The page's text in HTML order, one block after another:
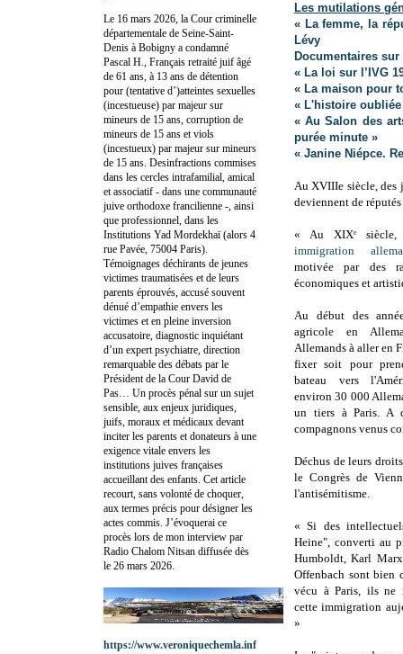
Les mutilations
« La femme, la
Lévy
Documentaires
« La loi sur l’IVG
« La maison pour
« L'histoire
« Au Salon des
purée minute »
« Janine Niépce.
Au XVIIIe siècle, des
deviennent de
« Au XIXᵉ siècle,
immigration
motivée par des
économiques et
Au début des
agricole en
Allemands à aller en
fixer soit pour
bateau vers
environ 30 000
un tiers à Paris. A
compagnons venus
Déchus de leurs
le Congrès de
l'antisémitisme.
« Si des
Heine", converti au
Humboldt, Karl
Offenbach sont bien
vécu à Paris, ils ne
cette immigration
»
Le 16 mars 2026, la Cour criminelle
départementale de Seine-Saint-
Denis à Bobigny a condamné
Pascal H., Français retraité juif âgé
de 61 ans, à 13 ans de détention
pour (tentative d’)atteintes sexuelles
(incestueuse) par majeur sur
mineurs de 15 ans, corruption de
mineurs de 15 ans et viols
(incestueux) par majeur sur mineurs
de 15 ans. Desinfractions commises
dans les cercles intrafamilial, amical
et associatif - dans une communauté
juive orthodoxe francilienne -, ainsi
que professionnel, dans les
Institutions Yad Mordekhaï (alors 4
rue Pavée, 75004 Paris).
Témoignages déchirants de jeunes
victimes traumatisées et de leurs
parents éprouvés, accusé souvent
dénué d’empathie envers les
victimes et en pleine inversion
accusatoire, diagnostic inquiétant
d’un expert psychiatre, direction
remarquable des débats par le
Président de la Cour David de
Pas… Un procès pénal sur un sujet
sensible, aux enjeux juridiques,
juifs, moraux et médicaux devant
inciter les parents et donateurs à une
exigence vitale envers les
institutions juives françaises
accueillant des enfants. Cet article
recourt, sans volonté de choquer,
aux termes précis pour désigner les
actes commis. J’évoquerai ce
procès lors de mon interview par
Radio Chalom Nitsan diffusée dès
le 26 mars 2026.
https://www.veroniquechemla.inf